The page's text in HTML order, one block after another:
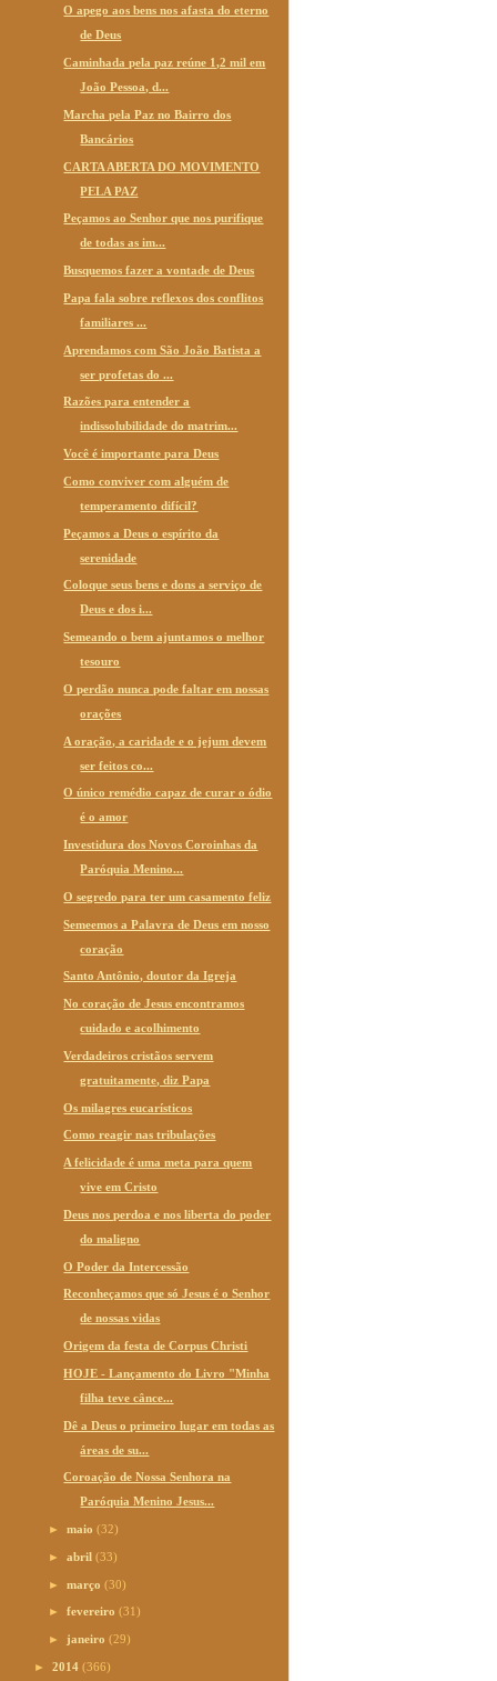
O apego aos bens nos afasta do eterno
de Deus
Caminhada pela paz reúne 1,2 mil em
João Pessoa, d...
Marcha pela Paz no Bairro dos
Bancários
CARTA ABERTA DO MOVIMENTO
PELA PAZ
Peçamos ao Senhor que nos purifique
de todas as im...
Busquemos fazer a vontade de Deus
Papa fala sobre reflexos dos conflitos
familiares ...
Aprendamos com São João Batista a
ser profetas do ...
Razões para entender a
indissolubilidade do matrim...
Você é importante para Deus
Como conviver com alguém de
temperamento difícil?
Peçamos a Deus o espírito da
serenidade
Coloque seus bens e dons a serviço de
Deus e dos i...
Semeando o bem ajuntamos o melhor
tesouro
O perdão nunca pode faltar em nossas
orações
A oração, a caridade e o jejum devem
ser feitos co...
O único remédio capaz de curar o ódio
é o amor
Investidura dos Novos Coroinhas da
Paróquia Menino...
O segredo para ter um casamento feliz
Semeemos a Palavra de Deus em nosso
coração
Santo Antônio, doutor da Igreja
No coração de Jesus encontramos
cuidado e acolhimento
Verdadeiros cristãos servem
gratuitamente, diz Papa
Os milagres eucarísticos
Como reagir nas tribulações
A felicidade é uma meta para quem
vive em Cristo
Deus nos perdoa e nos liberta do poder
do maligno
O Poder da Intercessão
Reconheçamos que só Jesus é o Senhor
de nossas vidas
Origem da festa de Corpus Christi
HOJE - Lançamento do Livro "Minha
filha teve cânce...
Dê a Deus o primeiro lugar em todas as
áreas de su...
Coroação de Nossa Senhora na
Paróquia Menino Jesus...
►maio(32)
►abril(33)
►março(30)
►fevereiro(31)
► janeiro(29)
► 2014 (366)